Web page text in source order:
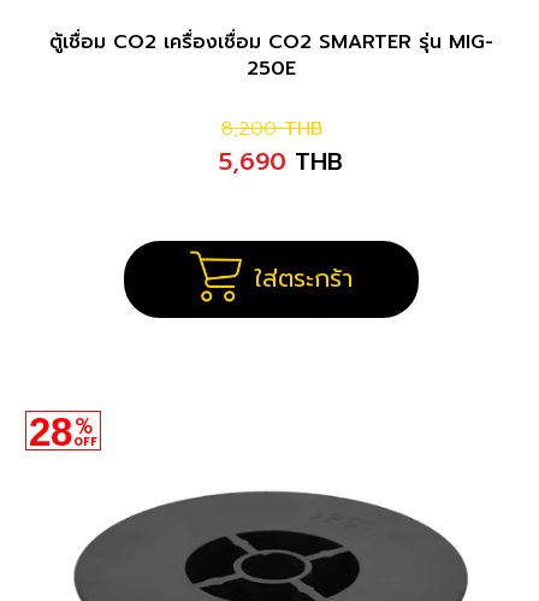
ตู้เชื่อม CO2 เครื่องเชื่อม CO2 SMARTER รุ่น MIG-
250E
8,200 THB
5,690 THB
ใส่ตระกร้า
28%
OFF